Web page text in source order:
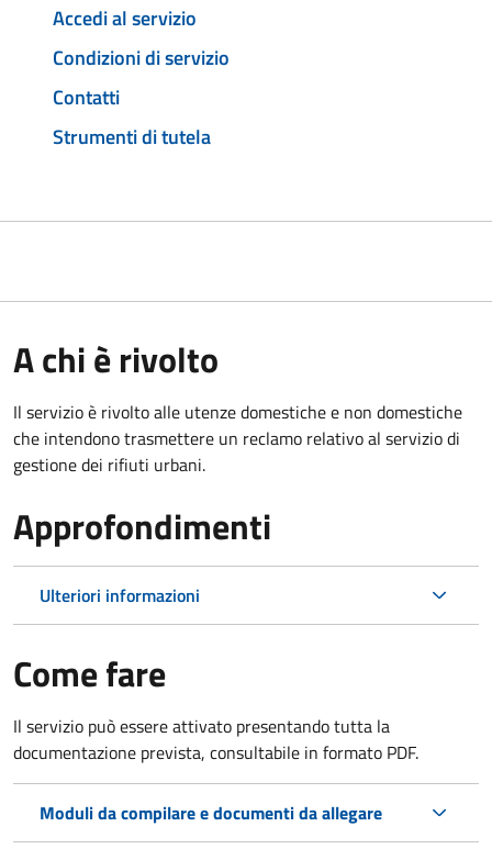
Accedi al servizio
Condizioni di servizio
Contatti
Strumenti di tutela
A chi è rivolto
Il servizio è rivolto alle utenze domestiche e non domestiche
che intendono trasmettere un reclamo relativo al servizio di
gestione dei rifiuti urbani.
Approfondimenti
Ulteriori informazioni
Come fare
Il servizio può essere attivato presentando tutta la
documentazione prevista, consultabile in formato PDF.
Moduli da compilare e documenti da allegare